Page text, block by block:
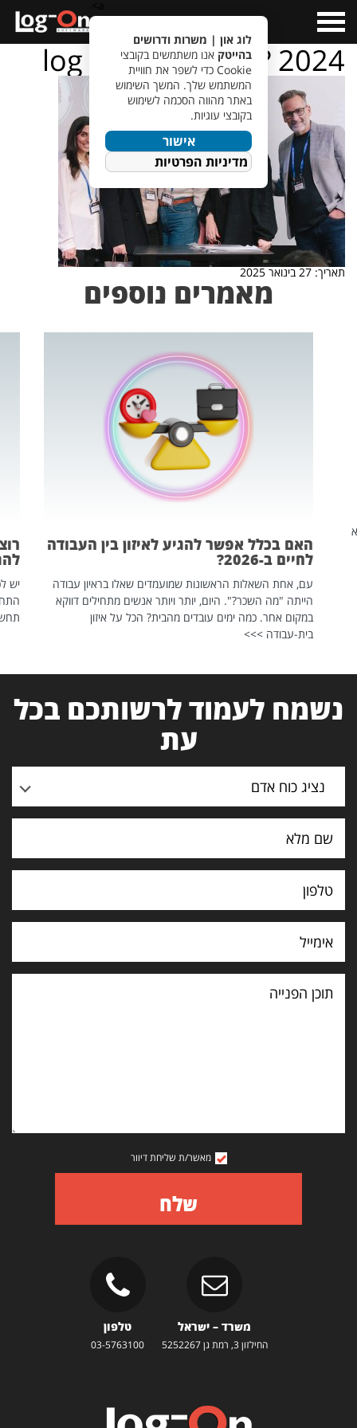
Menu
log – on – ???????? 2024
תאריך: 27 בינואר 2025
מאמרים נוספים
האם בכלל אפשר להגיע לאיזון בין העבודה
לחיים ב-2026?
עם, אחת השאלות הראשונות שמועמדים שאלו בראיון עבודה
הייתה "מה השכר?". היום, יותר ויותר אנשים מתחילים דווקא
במקום אחר. כמה ימים עובדים מהבית? הכל על איזון
בית-עבודה >>>
יש
נשמח לעמוד לרשותכם בכל
עת
נציג כוח אדם
תוכן
הפנייה
מאשר/ת שליחת דיוור
שלח
משרד – ישראל
החילזון 3, רמת גן 5252267
טלפון
03-5763100
לוג און | משרות ודרושים
בהייטק אנו משתמשים בקובצי
Cookie כדי לשפר את חוויית
המשתמש שלך. המשך השימוש
באתר מהווה הסכמה לשימוש
בקובצי עוגיות.
אישור
מדיניות הפרטיות